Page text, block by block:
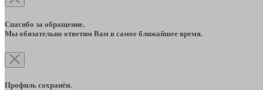
Спасибо за обращение.
Мы обязательно ответим Вам в самое ближайшее время.
Профиль сохранён.